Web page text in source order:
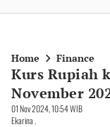
Home Finance
Kurs Rupiah
November
01 Nov 2024, 10:54 WIB
Ekarina .